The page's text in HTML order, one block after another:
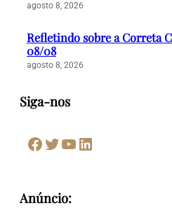
agosto 8, 2026
Refletindo sobre a Correta
08/08
agosto 8, 2026
Siga-nos
Facebook Twitter Youtube LinkedIn
Anúncio: